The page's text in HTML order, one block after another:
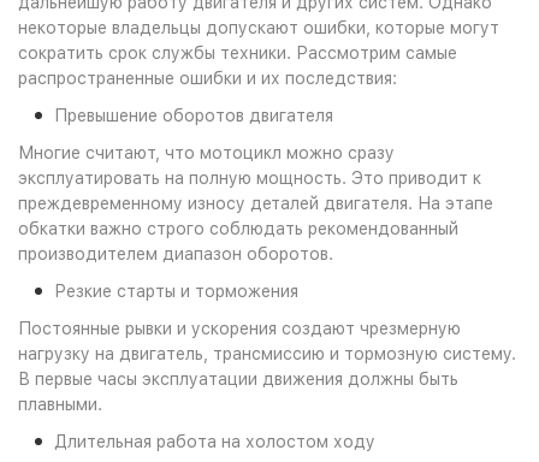
некоторые владельцы допускают ошибки, которые могут
сократить срок службы техники. Рассмотрим самые
распространенные ошибки и их последствия:
Превышение оборотов двигателя
Многие считают, что мотоцикл можно сразу
эксплуатировать на полную мощность. Это приводит к
преждевременному износу деталей двигателя. На этапе
обкатки важно строго соблюдать рекомендованный
производителем диапазон оборотов.
Резкие старты и торможения
Постоянные рывки и ускорения создают чрезмерную
нагрузку на двигатель, трансмиссию и тормозную систему.
В первые часы эксплуатации движения должны быть
плавными.
Длительная работа на холостом ходу